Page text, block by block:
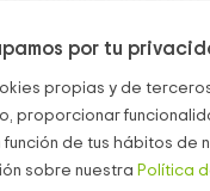
por tu
propias y de
proporcionar
de tus hábitos de
sobre nuestra Política
Acceso
Microondas
Televisión